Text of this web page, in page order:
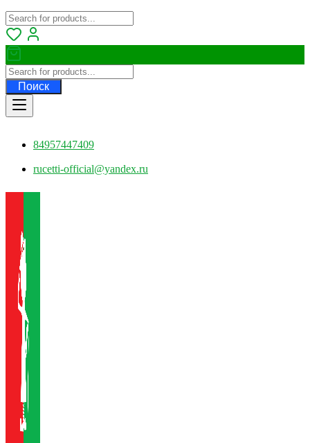
Поиск
84957447409
rucetti-official@yandex.ru